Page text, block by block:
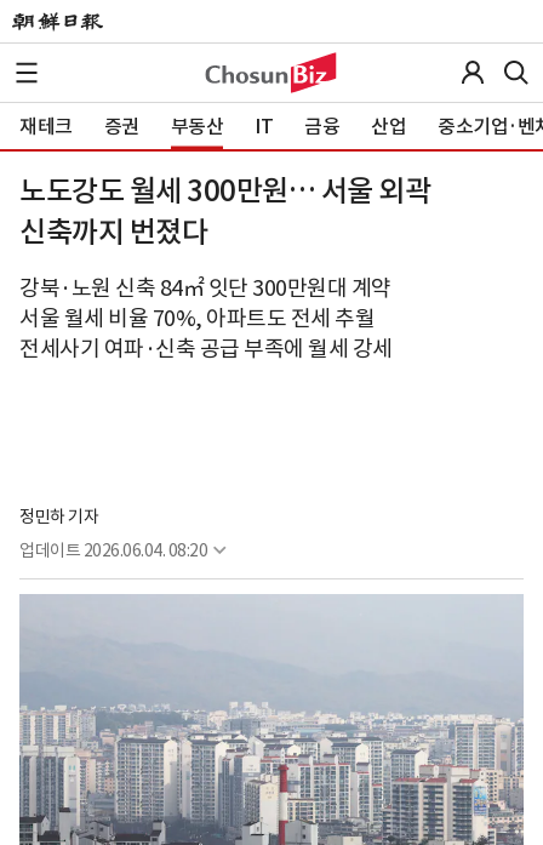
재테크 증권 부동산 IT 금융 산업 중소기업·벤
노도강도 월세 300만원… 서울 외곽
신축까지 번졌다
강북·노원 신축 84㎡ 잇단 300만원대 계약
서울 월세 비율 70%, 아파트도 전세 추월
전세사기 여파·신축 공급 부족에 월세 강세
정민하 기자
업데이트 2026.06.04. 08:20